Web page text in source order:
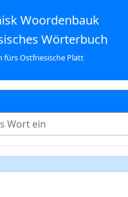
Woordenbauk
Wörterbuch
fürs Ostfriesische Platt